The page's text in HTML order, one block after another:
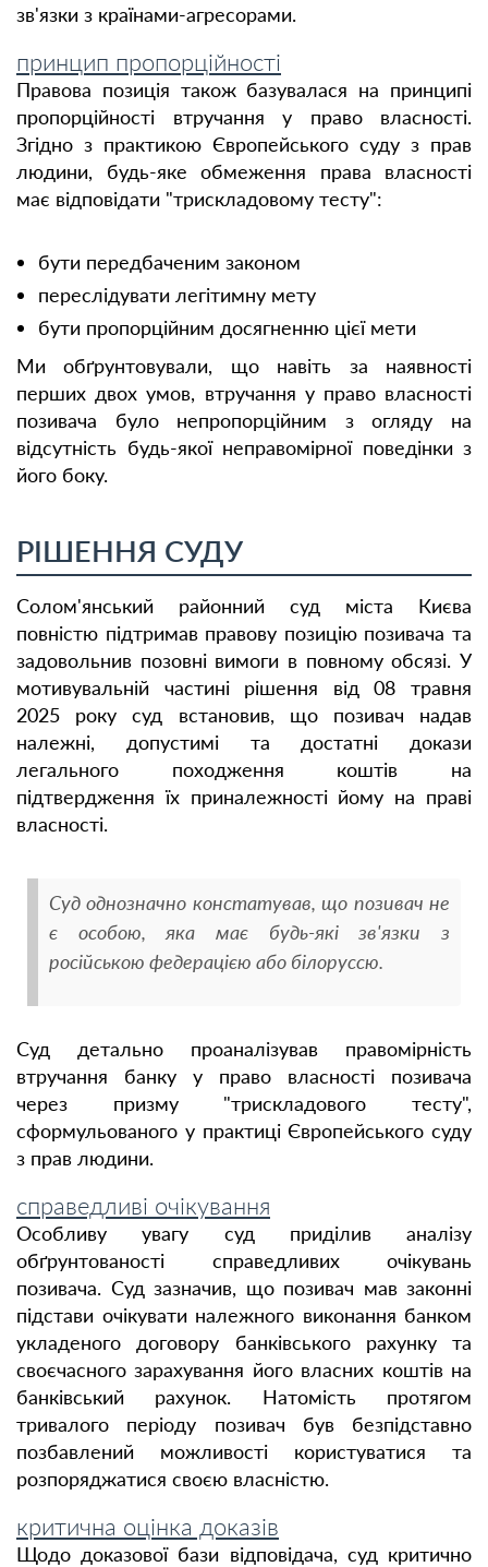
зв'язки з країнами-агресорами.
принцип пропорційності
Правова позиція також базувалася на принципі
пропорційності втручання у право власності.
Згідно з практикою Європейського суду з прав
людини, будь-яке обмеження права власності
має відповідати "трискладовому тесту":
бути передбаченим законом
переслідувати легітимну мету
бути пропорційним досягненню цієї мети
Ми обґрунтовували, що навіть за наявності
перших двох умов, втручання у право власності
позивача було непропорційним з огляду на
відсутність будь-якої неправомірної поведінки з
його боку.
РІШЕННЯ СУДУ
Солом'янський районний суд міста Києва
повністю підтримав правову позицію позивача та
задовольнив позовні вимоги в повному обсязі. У
мотивувальній частині рішення від 08 травня
2025 року суд встановив, що позивач надав
належні, допустимі та достатні докази
легального походження коштів на
підтвердження їх приналежності йому на праві
власності.
Суд однозначно констатував, що позивач не
є особою, яка має будь-які зв'язки з
російською федерацією або білоруссю.
Суд детально проаналізував правомірність
втручання банку у право власності позивача
через призму "трискладового тесту",
сформульованого у практиці Європейського суду
з прав людини.
справедливі очікування
Особливу увагу суд приділив аналізу
обґрунтованості справедливих очікувань
позивача. Суд зазначив, що позивач мав законні
підстави очікувати належного виконання банком
укладеного договору банківського рахунку та
своєчасного зарахування його власних коштів на
банківський рахунок. Натомість протягом
тривалого періоду позивач був безпідставно
позбавлений можливості користуватися та
розпоряджатися своєю власністю.
критична оцінка доказів
Щодо доказової бази відповідача, суд критично